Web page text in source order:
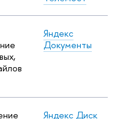
Яндекс
Документы
Яндекс Диск